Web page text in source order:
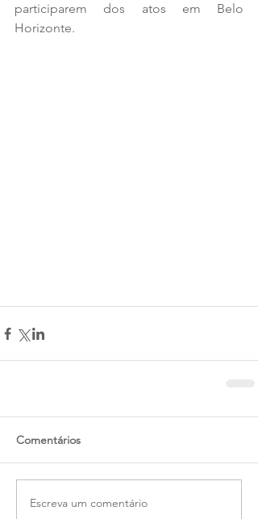
participarem dos atos em Belo
Horizonte.
Comentários
Escreva um comentário